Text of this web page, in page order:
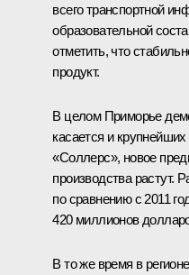
всего транспортной
образовательной
отметить, что
продукт.
В целом Приморье
касается и
«Соллерс», новое
производства растут.
по сравнению с 2011
420 миллионов
В то же время в